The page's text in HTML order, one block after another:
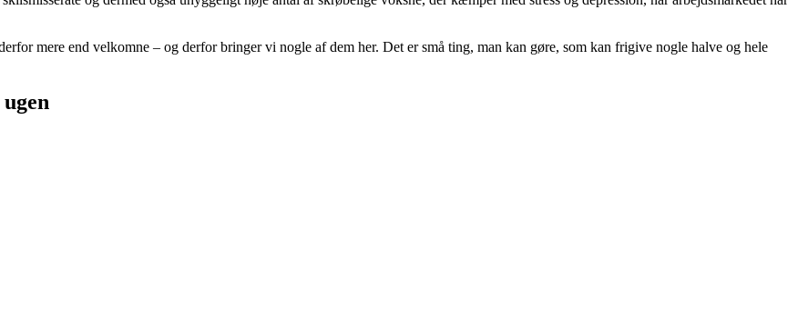
mere end velkomne – og derfor bringer vi nogle af dem her. Det er små ting, man kan gøre, som kan frigive nogle halve og hele